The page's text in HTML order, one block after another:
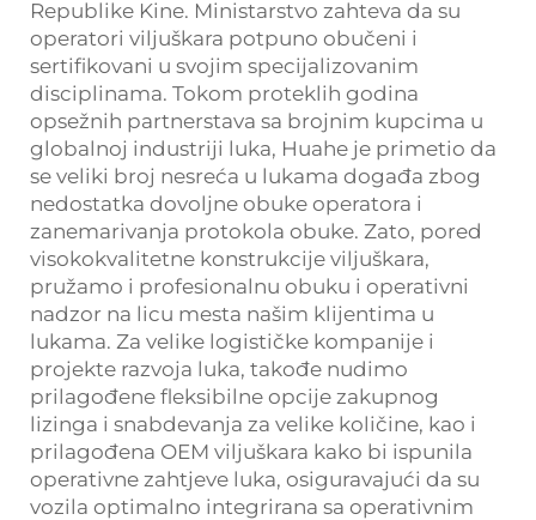
Republike Kine. Ministarstvo zahteva da su
operatori viljuškara potpuno obučeni i
sertifikovani u svojim specijalizovanim
disciplinama. Tokom proteklih godina
opsežnih partnerstava sa brojnim kupcima u
globalnoj industriji luka, Huahe je primetio da
se veliki broj nesreća u lukama događa zbog
nedostatka dovoljne obuke operatora i
zanemarivanja protokola obuke. Zato, pored
visokokvalitetne konstrukcije viljuškara,
pružamo i profesionalnu obuku i operativni
nadzor na licu mesta našim klijentima u
lukama. Za velike logističke kompanije i
projekte razvoja luka, takođe nudimo
prilagođene fleksibilne opcije zakupnog
lizinga i snabdevanja za velike količine, kao i
prilagođena OEM viljuškara kako bi ispunila
operativne zahtjeve luka, osiguravajući da su
vozila optimalno integrirana sa operativnim